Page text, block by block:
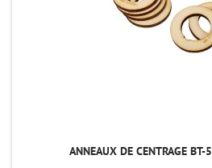
ANNEAUX DE CENTRAGE